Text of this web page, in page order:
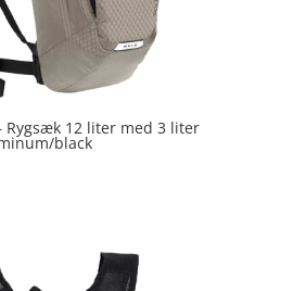
Rygsæk 12 liter med 3 liter
black